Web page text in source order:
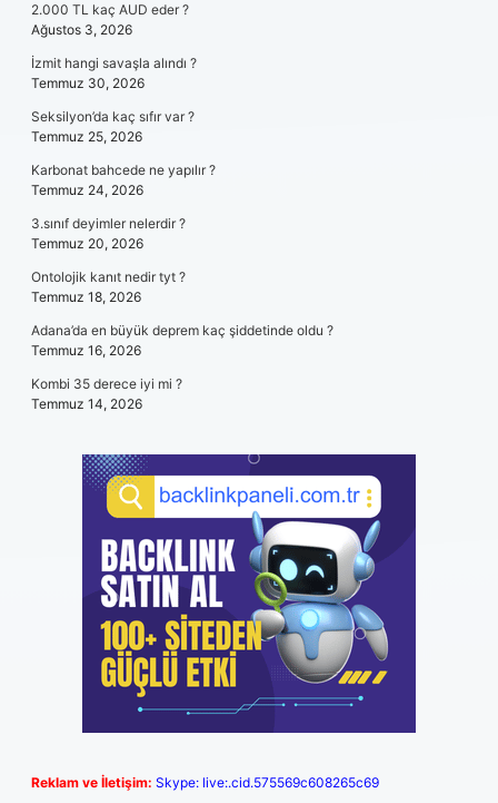
2.000 TL kaç AUD eder ?
Ağustos 3, 2026
İzmit hangi savaşla alındı ?
Temmuz 30, 2026
Seksilyon’da kaç sıfır var ?
Temmuz 25, 2026
Karbonat bahcede ne yapılır ?
Temmuz 24, 2026
3.sınıf deyimler nelerdir ?
Temmuz 20, 2026
Ontolojik kanıt nedir tyt ?
Temmuz 18, 2026
Adana’da en büyük deprem kaç şiddetinde oldu ?
Temmuz 16, 2026
Kombi 35 derece iyi mi ?
Temmuz 14, 2026
Reklam ve İletişim: Skype: live:.cid.575569c608265c69